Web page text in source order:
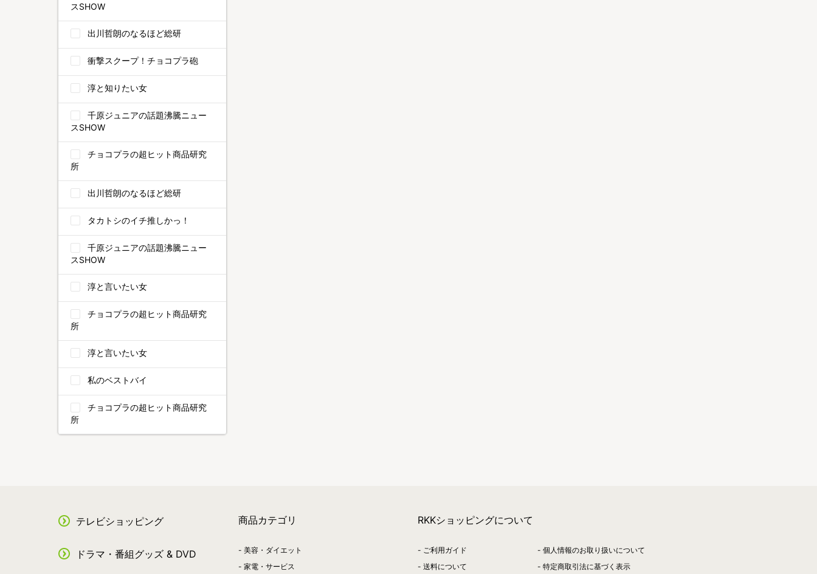
スSHOW
出川哲朗のなるほど総研
衝撃スクープ！チョコプラ砲
淳と知りたい女
千原ジュニアの話題沸騰ニュー
スSHOW
チョコプラの超ヒット商品研究
所
出川哲朗のなるほど総研
タカトシのイチ推しかっ！
千原ジュニアの話題沸騰ニュー
スSHOW
淳と言いたい女
チョコプラの超ヒット商品研究
所
淳と言いたい女
私のベストバイ
チョコプラの超ヒット商品研究
所
テレビショッピング
ドラマ・番組グッズ & DVD
商品カテゴリ
美容・ダイエット
家電・サービス
RKKショッピングについて
ご利用ガイド
送料について
個人情報のお取り扱いについて
特定商取引法に基づく表示